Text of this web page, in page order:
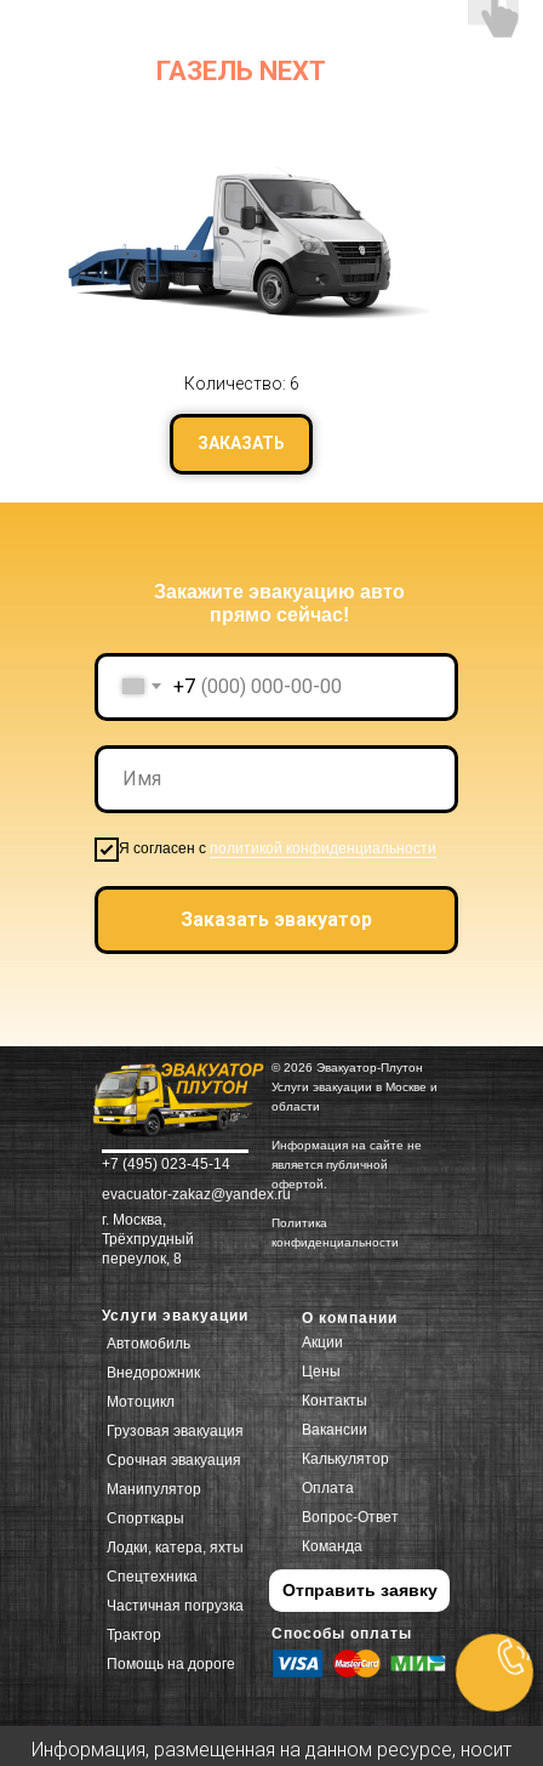
ГАЗЕЛЬ NEXT
Количество: 6
ЗАКАЗАТЬ
Закажите эвакуацию авто
прямо сейчас!
+7
Я согласен с политикой конфиденциальности
Заказать эвакуатор
Услуги эвакуации
Автомобиль
Внедорожник
Мотоцикл
Грузовая эвакуация
Срочная эвакуация
Манипулятор
Спорткары
О компании
Акции
Цены
Контакты
Вакансии
Калькулятор
Оплата
Вопрос-Ответ
Команда
© 2026 Эвакуатор-Плутон
Услуги эвакуации в Москве и
области
Информация на сайте не
является публичной
офертой.
Политика
конфиденциальности
+7 (495) 023-45-14
evacuator-zakaz@yandex.ru
г. Москва,
Трёхпрудный
переулок, 8
Лодки, катера, яхты
Спецтехника
Частичная погрузка
Трактор
Помощь на дороге
Способы оплаты
Отправить заявку
Информация, размещенная на данном ресурсе, носит